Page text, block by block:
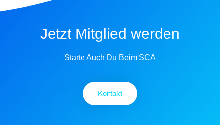
Jetzt Mitglied werden
Starte Auch Du Beim SCA
Kontakt